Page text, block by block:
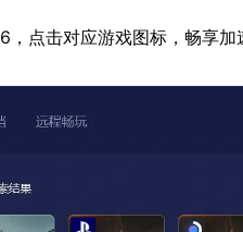
点击对应游戏图标，畅享加